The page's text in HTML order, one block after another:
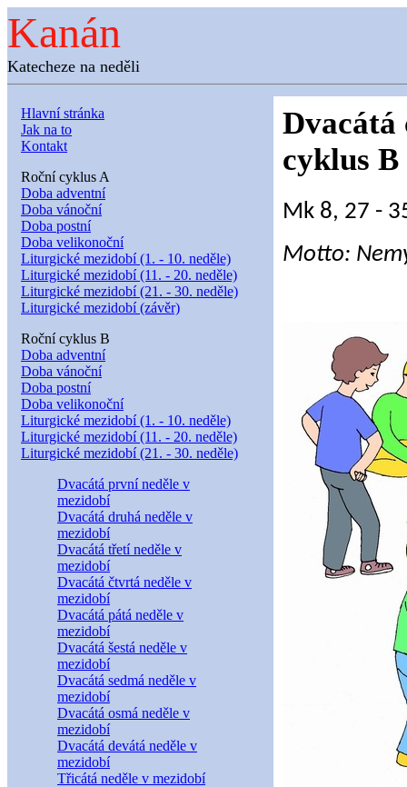
Kanán
Katecheze na neděli
Hlavní stránka
Jak na to
Kontakt
Roční cyklus A
Doba adventní
Doba vánoční
Doba postní
Doba velikonoční
Liturgické mezidobí (1. - 10. neděle)
Liturgické mezidobí (11. - 20. neděle)
Liturgické mezidobí (21. - 30. neděle)
Liturgické mezidobí (závěr)
Roční cyklus B
Doba adventní
Doba vánoční
Doba postní
Doba velikonoční
Liturgické mezidobí (1. - 10. neděle)
Liturgické mezidobí (11. - 20. neděle)
Liturgické mezidobí (21. - 30. neděle)
Dvacátá první neděle v
mezidobí
Dvacátá druhá neděle v
mezidobí
Dvacátá třetí neděle v
mezidobí
Dvacátá čtvrtá neděle v
mezidobí
Dvacátá pátá neděle v
mezidobí
Dvacátá šestá neděle v
mezidobí
Dvacátá sedmá neděle v
mezidobí
Dvacátá osmá neděle v
mezidobí
Dvacátá devátá neděle v
mezidobí
Třicátá neděle v mezidobí
Dvacátá
cyklus B
Mk 8, 27 -
Motto: